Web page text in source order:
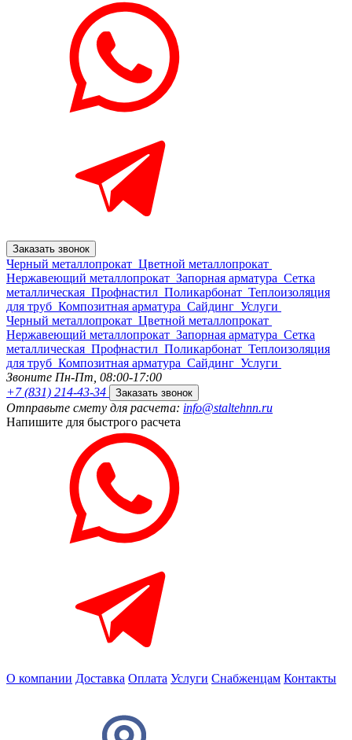
Заказать звонок
Черный металлопрокат Цветной металлопрокат
Нержавеющий металлопрокат Запорная арматура Сетка
металлическая Профнастил Поликарбонат Теплоизоляция
для труб Композитная арматура Сайдинг Услуги
Черный металлопрокат Цветной металлопрокат
Нержавеющий металлопрокат Запорная арматура Сетка
металлическая Профнастил Поликарбонат Теплоизоляция
для труб Композитная арматура Сайдинг Услуги
Звоните Пн-Пт, 08:00-17:00
+7 (831) 214-43-34
Заказать звонок
Отправьте смету для расчета: info@staltehnn.ru
Напишите для быстрого расчета
О компании Доставка Оплата Услуги Снабженцам Контакты